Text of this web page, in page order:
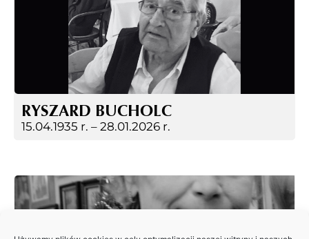
RYSZARD BUCHOLC
15.04.1935 r. – 28.01.2026 r.